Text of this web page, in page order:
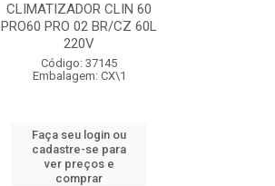
CLIMATIZADOR CLIN 60
PRO60 PRO 02 BR/CZ 60L
220V
Código: 37145
Embalagem: CX\1
Faça seu login ou
cadastre-se para
ver preços e
comprar